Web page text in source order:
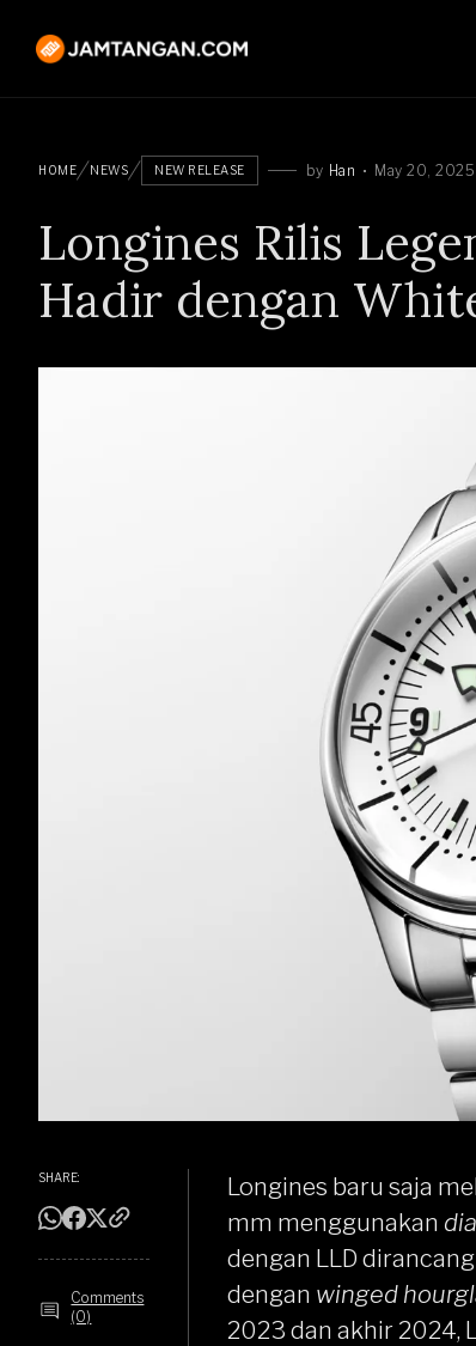
HOME NEWS NEW RELEASE by Han May 20, 2025
Longines Rilis
Hadir dengan
SHARE:
Comments
(0)
Longines baru saja
mm menggunakan
dengan LLD
dengan winged
2023 dan akhir2024,